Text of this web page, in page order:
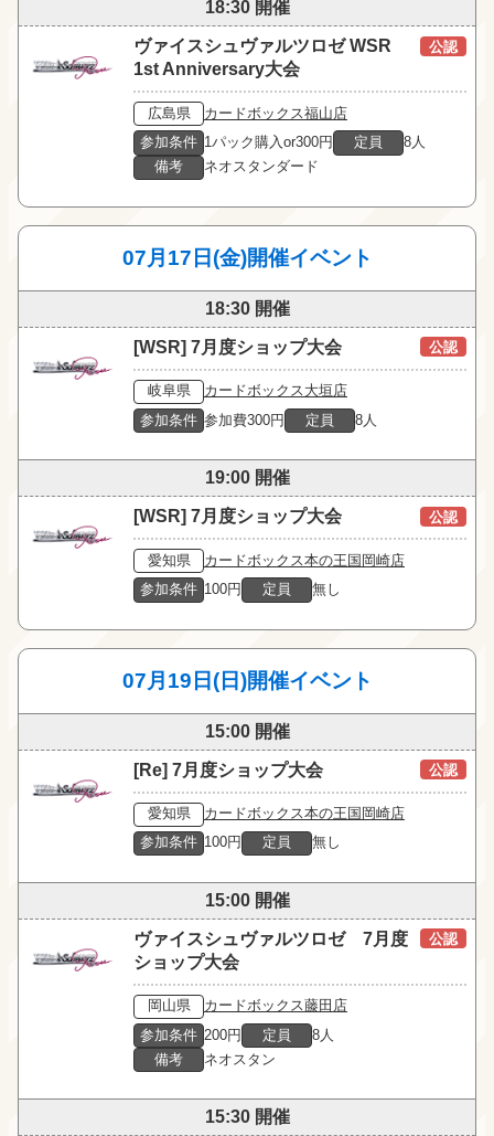
18:30 開催
ヴァイスシュヴァルツロゼ WSR
1st Anniversary大会
公認
広島県
カードボックス福山店
参加条件 1パック購入or300円 定員
8人
備考
ネオスタンダード
07月17日(金)開催イベント
18:30 開催
[WSR] 7月度ショップ大会 公認
岐阜県
カードボックス大垣店
参加条件 参加費300円 定員 8人
19:00 開催
[WSR] 7月度ショップ大会 公認
愛知県
カードボックス本の王国岡崎店
参加条件 100円 定員 無し
07月19日(日)開催イベント
15:00 開催
[Re] 7月度ショップ大会 公認
愛知県
カードボックス本の王国岡崎店
参加条件 100円 定員 無し
15:00 開催
ヴァイスシュヴァルツロゼ 7月度
ショップ大会
公認
岡山県
カードボックス藤田店
参加条件 200円 定員
8人
備考
ネオスタン
15:30 開催